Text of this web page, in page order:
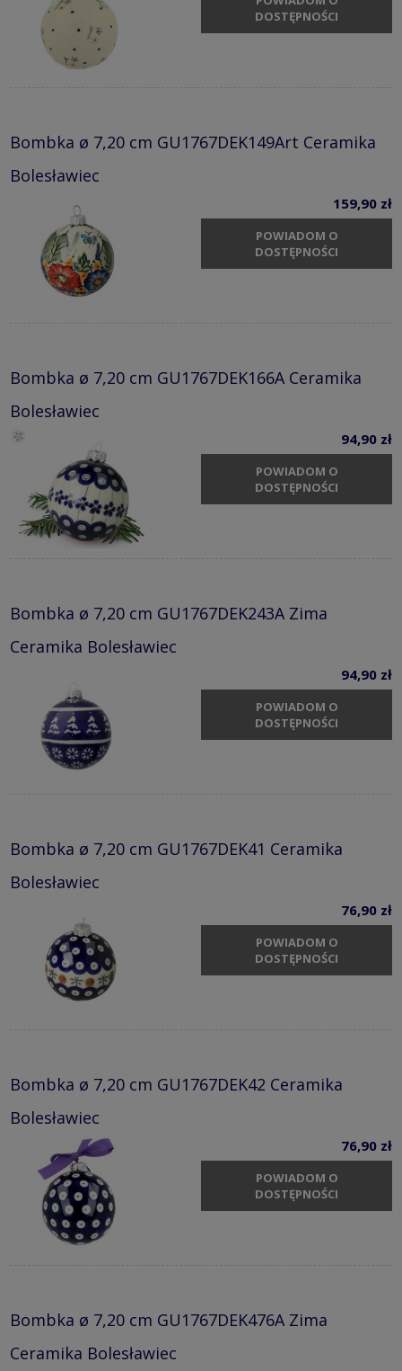
DOSTĘPNOŚCI
Bombka ø 7,20 cm GU1767DEK149Art Ceramika
Bolesławiec
159,90 zł
POWIADOM O
DOSTĘPNOŚCI
Bombka ø 7,20 cm GU1767DEK166A Ceramika
Bolesławiec
94,90 zł
POWIADOM O
DOSTĘPNOŚCI
Bombka ø 7,20 cm GU1767DEK243A Zima
Ceramika Bolesławiec
94,90 zł
POWIADOM O
DOSTĘPNOŚCI
Bombka ø 7,20 cm GU1767DEK41 Ceramika
Bolesławiec
76,90 zł
POWIADOM O
DOSTĘPNOŚCI
Bombka ø 7,20 cm GU1767DEK42 Ceramika
Bolesławiec
76,90 zł
POWIADOM O
DOSTĘPNOŚCI
Bombka ø 7,20 cm GU1767DEK476A Zima
Ceramika Bolesławiec